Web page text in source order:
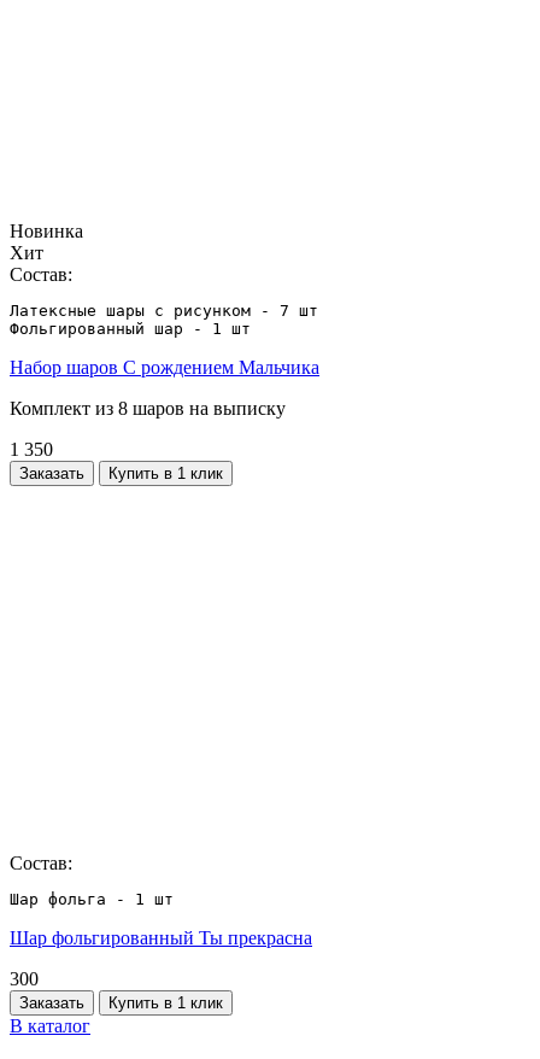
Новинка
Хит
Состав:
Латексные шары с рисунком - 7 шт
Фольгированный шар - 1 шт
Набор шаров С рождением Мальчика
Комплект из 8 шаров на выписку
1 350
Заказать Купить в 1 клик
Состав:
Шар фольга - 1 шт
Шар фольгированный Ты прекрасна
300
Заказать Купить в 1 клик
В каталог